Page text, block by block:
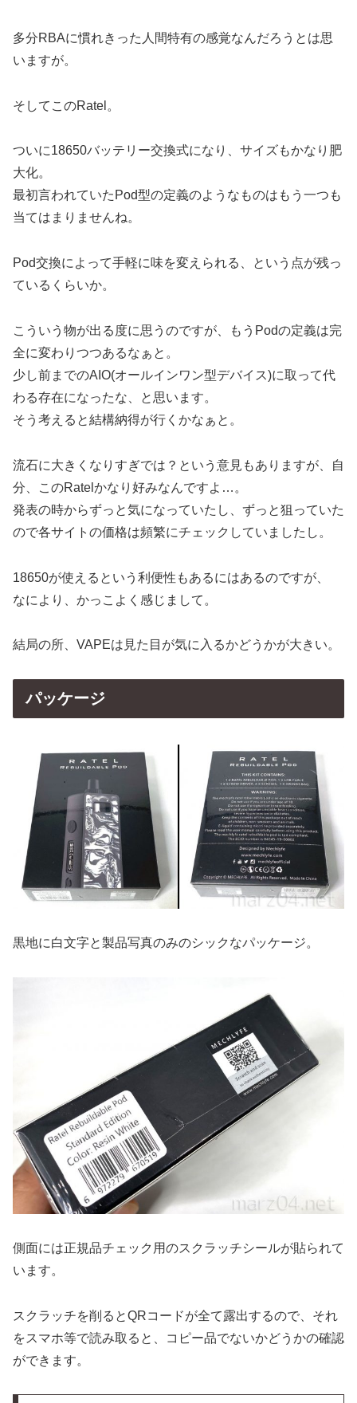
多分RBAに慣れきった人間特有の感覚なんだろうとは思
いますが。
そしてこのRatel。
ついに18650バッテリー交換式になり、サイズもかなり肥
大化。
最初言われていたPod型の定義のようなものはもう一つも
当てはまりませんね。
Pod交換によって手軽に味を変えられる、という点が残っ
ているくらいか。
こういう物が出る度に思うのですが、もうPodの定義は完
全に変わりつつあるなぁと。
少し前までのAIO(オールインワン型デバイス)に取って代
わる存在になったな、と思います。
そう考えると結構納得が行くかなぁと。
流石に大きくなりすぎでは？という意見もありますが、自
分、このRatelかなり好みなんですよ…。
発表の時からずっと気になっていたし、ずっと狙っていた
ので各サイトの価格は頻繁にチェックしていましたし。
18650が使えるという利便性もあるにはあるのですが、
なにより、かっこよく感じまして。
結局の所、VAPEは見た目が気に入るかどうかが大きい。
パッケージ
黒地に白文字と製品写真のみのシックなパッケージ。
側面には正規品チェック用のスクラッチシールが貼られて
います。
スクラッチを削るとQRコードが全て露出するので、それ
をスマホ等で読み取ると、コピー品でないかどうかの確認
ができます。